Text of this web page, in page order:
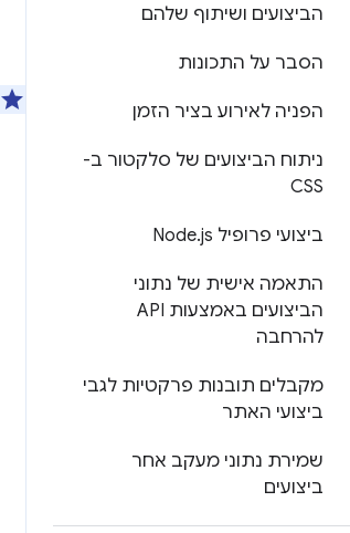
הביצועים ושיתוף שלהם
הסבר על התכונות
הפניה לאירוע בציר הזמן
ניתוח הביצועים של סלקטור ב-
CSS
ביצועי פרופיל Node .js
התאמה אישית של נתוני
הביצועים באמצעות API
להרחבה
מקבלים תובנות פרקטיות לגבי
ביצועי האתר
שמירת נתוני מעקב אחר
ביצועים